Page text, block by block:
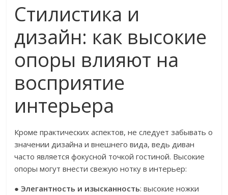
Стилистика и
дизайн: как высокие
опоры влияют на
восприятие
интерьера
Кроме практических аспектов, не следует забывать о
значении дизайна и внешнего вида, ведь диван
часто является фокусной точкой гостиной. Высокие
опоры могут внести свежую нотку в интерьер:
●Элегантность и изысканность: высокие ножки